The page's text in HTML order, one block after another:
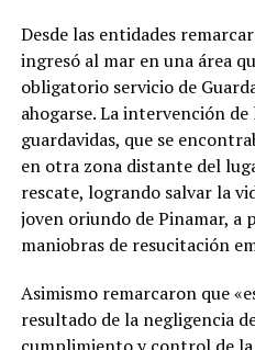
Desde las entidades
ingresó al mar en una área
obligatorio servicio de
ahogarse. La intervención
guardavidas, que se
en otra zona distante del
rescate, logrando salvar la
joven oriundo de Pinamar, a
maniobras de resucitación
Asimismo remarcaron que
resultado de la negligencia